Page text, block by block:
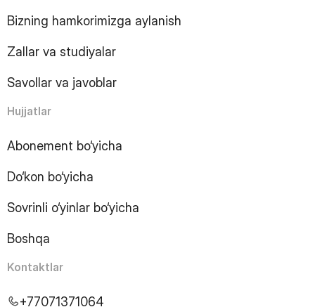
Bizning hamkorimizga aylanish
Zallar va studiyalar
Savollar va javoblar
Hujjatlar
Abonement bo‘yicha
Do‘kon bo‘yicha
Sovrinli o‘yinlar bo‘yicha
Boshqa
Kontaktlar
+77071371064